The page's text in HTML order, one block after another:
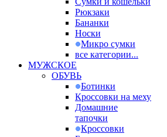
Рюкзаки
Бананки
Носки
Микро сумки
все категории...
МУЖСКОЕ
ОБУВЬ
Ботинки
Кроссовки на меху
Домашние
тапочки
Кроссовки